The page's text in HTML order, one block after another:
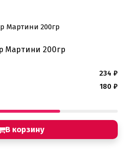
Мартини 200гр
234 ₽
180 ₽
В корзину